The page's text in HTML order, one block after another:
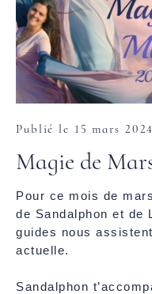
Publié le 15 mars 2024
Magie de
Pour ce mois de
de Sandalphon et de
guides nous
actuelle.
Sandalphon